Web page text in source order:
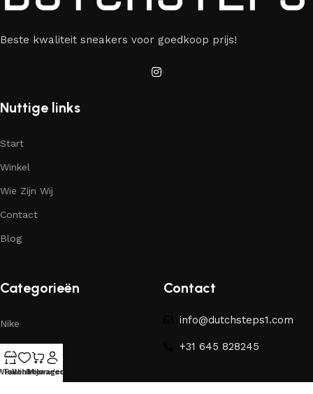
Beste kwaliteit sneakers voor goedkoop prijs!
Nuttige links
Start
Winkel
Wie Zijn Wij
Contact
Blog
Categorieën
Nike
Yeezy
Contact
info@dutchsteps1.com
+31 645 828245
Favorieten
Winkelwagen
Mijn account